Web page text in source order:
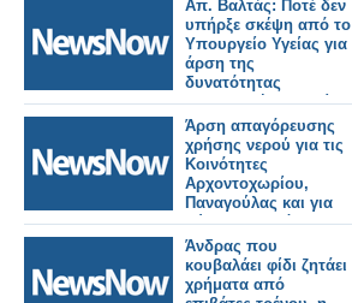
Απ. Βαλτάς: Ποτέ δεν
υπήρξε σκέψη από το
Υπουργείο Υγείας για
άρση της
δυνατότητας
επιστροφής εμβολίων
Άρση απαγόρευσης
χρήσης νερού για τις
Κοινότητες
Αρχοντοχωρίου,
Παναγούλας και για
Λύσιμο, Παλιόβαρκα.
Άνδρας που
κουβαλάει φίδι ζητάει
χρήματα από